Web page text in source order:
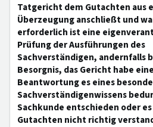
Tatgericht dem Gutachten aus
Überzeugung anschließt und
erforderlich ist eine
Prüfung der Ausführungen des
Sachverständigen, andernfalls
Besorgnis, das Gericht habe
Beantwortung es eines
Sachverständigenwissens
Sachkunde entschieden oder es
Gutachten nicht richtig